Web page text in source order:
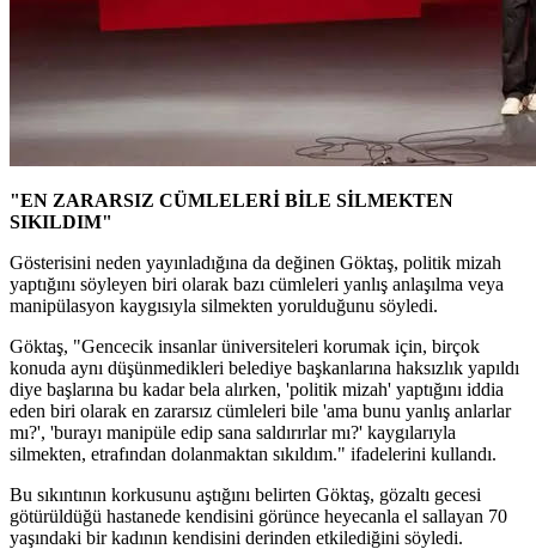
"EN ZARARSIZ CÜMLELERİ BİLE SİLMEKTEN
SIKILDIM"
Gösterisini neden yayınladığına da değinen Göktaş, politik mizah
yaptığını söyleyen biri olarak bazı cümleleri yanlış anlaşılma veya
manipülasyon kaygısıyla silmekten yorulduğunu söyledi.
Göktaş, "Gencecik insanlar üniversiteleri korumak için, birçok
konuda aynı düşünmedikleri belediye başkanlarına haksızlık yapıldı
diye başlarına bu kadar bela alırken, 'politik mizah' yaptığını iddia
eden biri olarak en zararsız cümleleri bile 'ama bunu yanlış anlarlar
mı?', 'burayı manipüle edip sana saldırırlar mı?' kaygılarıyla
silmekten, etrafından dolanmaktan sıkıldım." ifadelerini kullandı.
Bu sıkıntının korkusunu aştığını belirten Göktaş, gözaltı gecesi
götürüldüğü hastanede kendisini görünce heyecanla el sallayan 70
yaşındaki bir kadının kendisini derinden etkilediğini söyledi.